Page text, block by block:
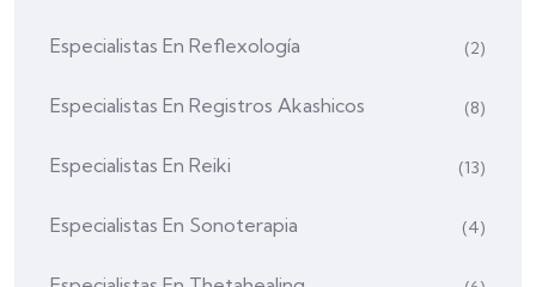
Especialistas En Reflexología (2)
Especialistas En Registros Akashicos (8)
Especialistas En Reiki (13)
Especialistas En Sonoterapia (4)